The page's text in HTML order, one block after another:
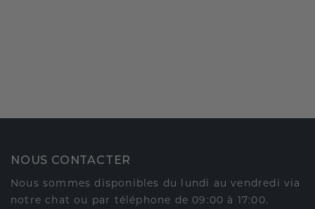
NOUS CONTACTER
Nous sommes disponibles du lundi au vendredi via
notre chat ou par téléphone de 09:00 à 17:00.